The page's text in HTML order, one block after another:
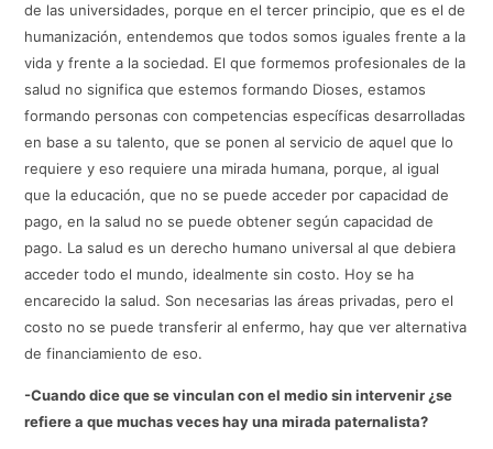
de las universidades, porque en el tercer principio, que es el de
humanización, entendemos que todos somos iguales frente a la
vida y frente a la sociedad. El que formemos profesionales de la
salud no significa que estemos formando Dioses, estamos
formando personas con competencias específicas desarrolladas
en base a su talento, que se ponen al servicio de aquel que lo
requiere y eso requiere una mirada humana, porque, al igual
que la educación, que no se puede acceder por capacidad de
pago, en la salud no se puede obtener según capacidad de
pago. La salud es un derecho humano universal al que debiera
acceder todo el mundo, idealmente sin costo. Hoy se ha
encarecido la salud. Son necesarias las áreas privadas, pero el
costo no se puede transferir al enfermo, hay que ver alternativa
de financiamiento de eso.
-Cuando dice que se vinculan con el medio sin intervenir ¿se
refiere a que muchas veces hay una mirada paternalista?